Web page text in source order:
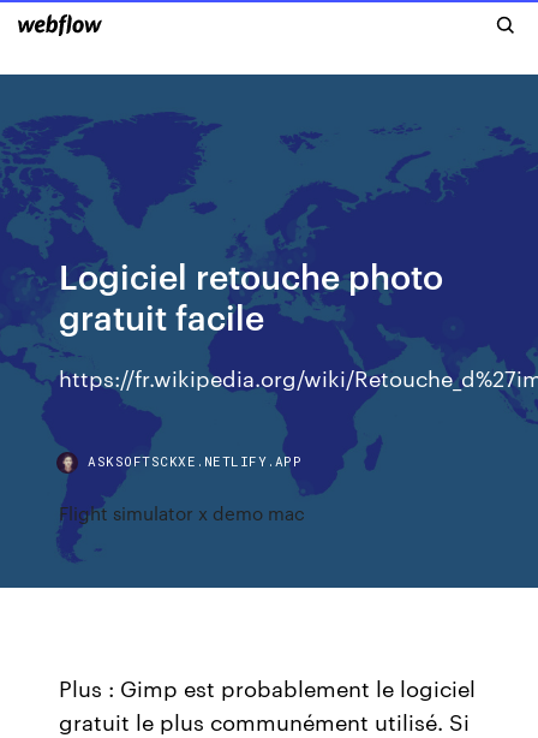
Logiciel retouche photo
gratuit facile
https://fr.wikipedia.org/wiki/
ASKSOFTSCKXE.NETLIFY.APP
Flight simulator x demo mac
Plus : Gimp est probablement le logiciel
gratuit le plus communément utilisé. Si